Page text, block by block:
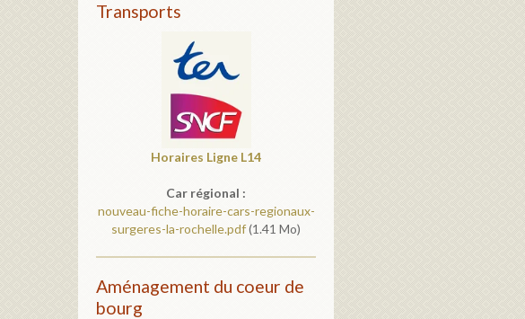
Transports
Horaires Ligne L14
Car régional :
nouveau-fiche-horaire-cars-regionaux-
surgeres-la-rochelle.pdf(1.41 Mo)
Aménagement du coeur de
bourg